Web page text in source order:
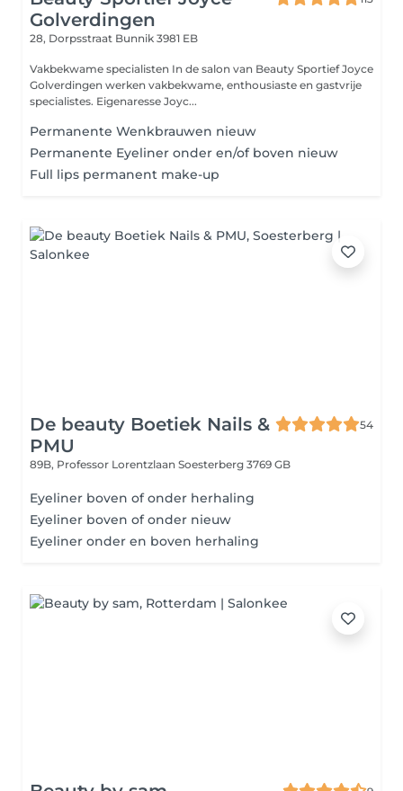
Golverdingen
28, Dorpsstraat Bunnik 3981 EB
Vakbekwame specialisten In de salon van Beauty Sportief Joyce
Golverdingen werken vakbekwame, enthousiaste en gastvrije
specialistes. Eigenaresse Joyc...
Permanente Wenkbrauwen nieuw
Permanente Eyeliner onder en/of boven nieuw
Full lips permanent make-up
De beauty Boetiek Nails &
PMU
54
89B, Professor Lorentzlaan Soesterberg 3769 GB
Eyeliner boven of onder herhaling
Eyeliner boven of onder nieuw
Eyeliner onder en boven herhaling